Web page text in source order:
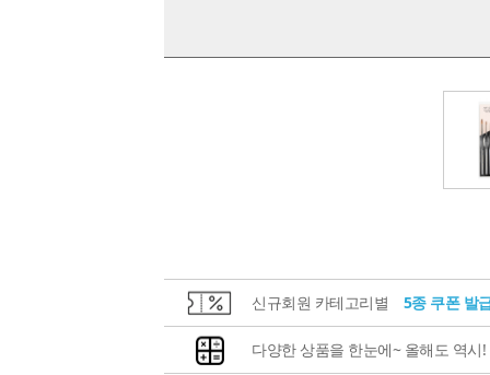
신규회원 카테고리별 5종 쿠폰 발
다양한 상품을 한눈에~ 올해도 역시!